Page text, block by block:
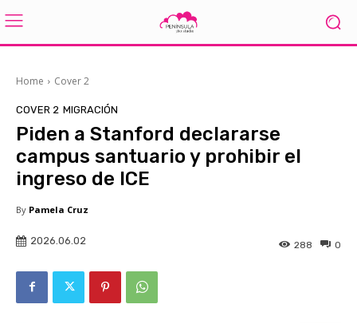
Home Cover 2
COVER 2 MIGRACIÓN
Piden a Stanford declararse
campus santuario y prohibir el
ingreso de ICE
By Pamela Cruz
2026.06.02 0
288